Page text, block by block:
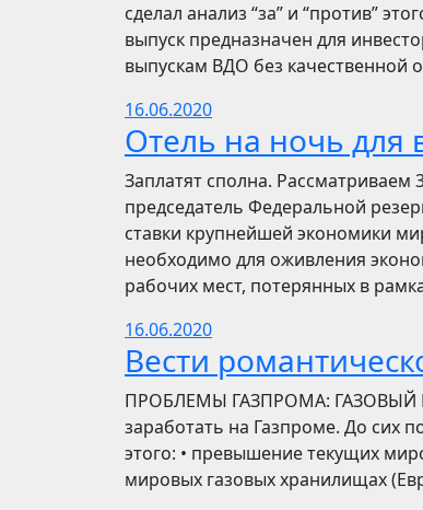
сделал анализ “за” и “против”
выпуск предназначен для
выпускам ВДО без качественной
16.06.2020
Отель на ночь для
Заплатят сполна.
председатель Федеральной
ставки крупнейшей экономики
необходимо для оживления
рабочих мест, потерянных в
16.06.2020
Вести
ПРОБЛЕМЫ ГАЗПРОМА: ГАЗОВЫЙ
заработать на Газпроме. До сих
этого: • превышение текущих
мировых газовых хранилищах